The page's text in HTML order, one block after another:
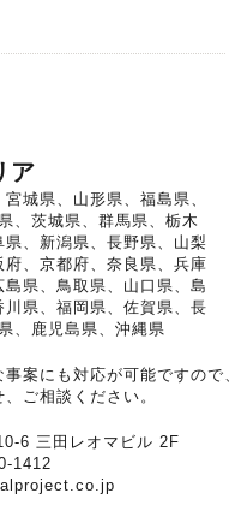
ア
城県、山形県、福島県、
、茨城県、群馬県、栃木
、新潟県、長野県、山梨
、京都府、奈良県、兵庫
県、鳥取県、山口県、島
県、福岡県、佐賀県、長
、鹿児島県、沖縄県
案にも対応が可能ですので、
ご相談ください。
6 三田レオマビル 2F
1412